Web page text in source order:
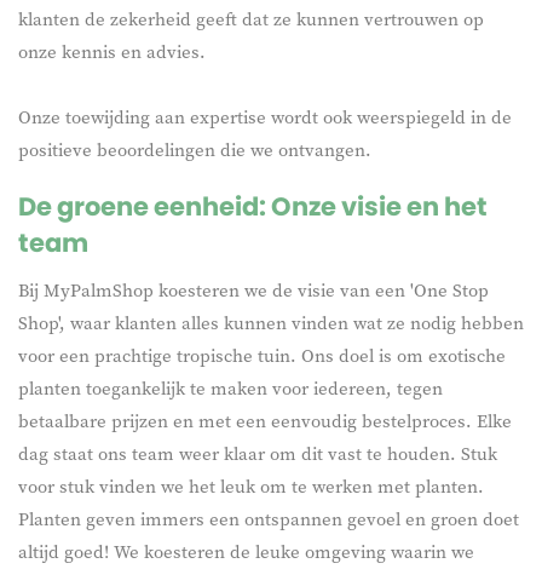
klanten de zekerheid geeft dat ze kunnen vertrouwen op
onze kennis en advies.
Onze toewijding aan expertise wordt ook weerspiegeld in de
positieve beoordelingen die we ontvangen.
De groene eenheid: Onze visie en het
team
Bij MyPalmShop koesteren we de visie van een 'One Stop
Shop', waar klanten alles kunnen vinden wat ze nodig hebben
voor een prachtige tropische tuin. Ons doel is om exotische
planten toegankelijk te maken voor iedereen, tegen
betaalbare prijzen en met een eenvoudig bestelproces. Elke
dag staat ons team weer klaar om dit vast te houden. Stuk
voor stuk vinden we het leuk om te werken met planten.
Planten geven immers een ontspannen gevoel en groen doet
altijd goed! We koesteren de leuke omgeving waarin we